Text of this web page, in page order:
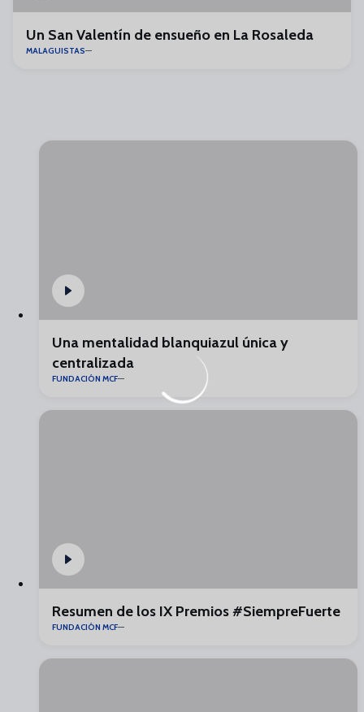
Un San Valentín de ensueño en La Rosaleda
MALAGUISTAS
Una mentalidad blanquiazul única y
centralizada
FUNDACIÓN MCF
Resumen de los IX Premios #SiempreFuerte
FUNDACIÓN MCF